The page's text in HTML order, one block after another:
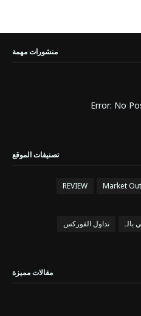
منشورات مهمة
Error: No
تصنيفات الموقع
Market
REVIEW
تداول الفوركس
مقالات مميزة